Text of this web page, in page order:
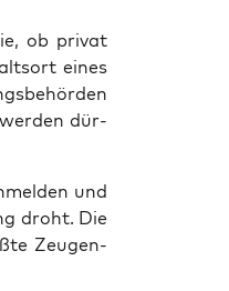
ob pri­vat
eines
wer­den dür­
und
droht. Die
Zeu­gen­